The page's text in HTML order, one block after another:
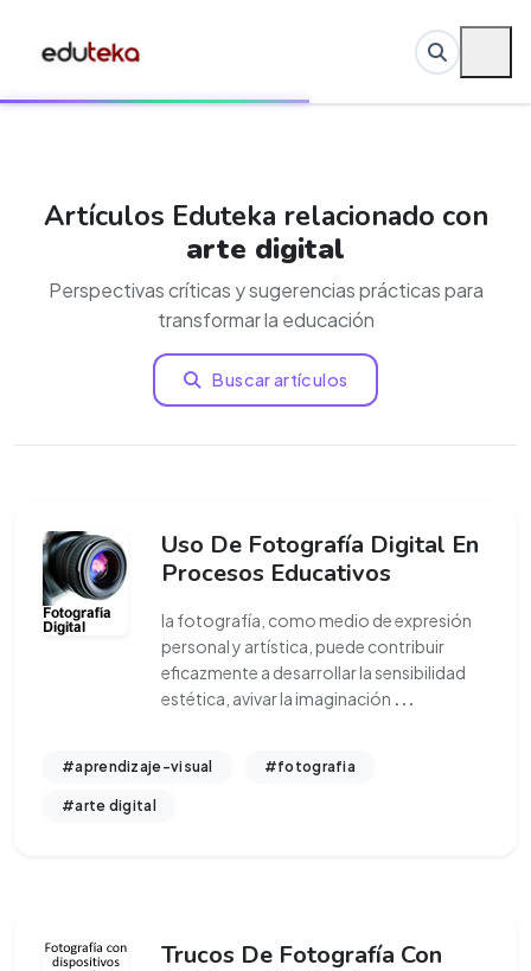
Artículos Eduteka relacionado con
arte digital
Perspectivas críticas y sugerencias prácticas para
transformar la educación
Buscar artículos
Uso De Fotografía Digital En
Procesos Educativos
la fotografía, como medio de expresión
personal y artística, puede contribuir
eficazmente a desarrollar la sensibilidad
estética, avivar la imaginación ...
#aprendizaje-visual #fotografia
#arte digital
Trucos De Fotografía Con